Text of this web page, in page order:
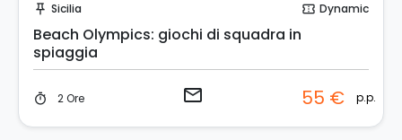
push_pin Sicilia confirmation_number Dynamic
Beach Olympics: giochi di squadra in
spiaggia
timer 2 Ore email 55 € p.p.